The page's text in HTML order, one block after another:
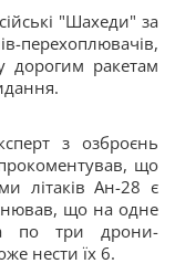
"Шахеди" за
дорогим ракетам
з озброєнь
що
літаків Ан-28 є
що на одне
по три дрони-
нести їх 6.